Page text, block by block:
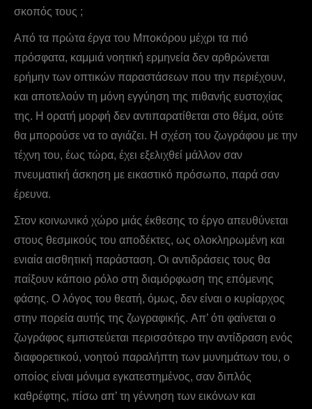
σκοπός τους ;
Από τα πρώτα έργα του Mποκόρου μέχρι τα πιό
πρόσφατα, καμμιά νοητική ερμηνεία δεν αρθρώνεται
ερήμην των οπτικών παραστάσεων που την περιέχουν,
και αποτελούν τη μόνη εγγύηση της πιθανής ευστοχίας
της. Η ορατή μορφή δεν αντιπαρατίθεται στο θέμα, ούτε
θα μπορούσε να το αγιάζει. Η σχέση του ζωγράφου με την
τέχνη του, έως τώρα, έχει εξελιχθεί μάλλον σαν
πνευματική άσκηση με εικαστικό πρόσωπο, παρά σαν
έρευνα.
Στον κοινωνικό χώρο μιάς έκθεσης το έργο απευθύνεται
στους θεσμικούς του αποδέκτες, ως ολοκληρωμένη και
ενιαία αισθητική παράσταση. Οι αντιδράσεις τους θα
παίξουν κάποιο ρόλο στη διαμόρφωση της επόμενης
φάσης. Ο λόγος του θεατή, όμως, δεν είναι ο κυρίαρχος
στην πορεία αυτής της ζωγραφικής. Aπ’ ότι φαίνεται ο
ζωγράφος εμπιστεύεται περισσότερο την αντίδραση ενός
διαφορετικού, νοητού παραλήπτη των μυνημάτων του, ο
οποίος είναι μόνιμα εγκατεστημένος, σαν διπλός
καθρέφτης, πίσω απ’ τη γέννηση των εικόνων και